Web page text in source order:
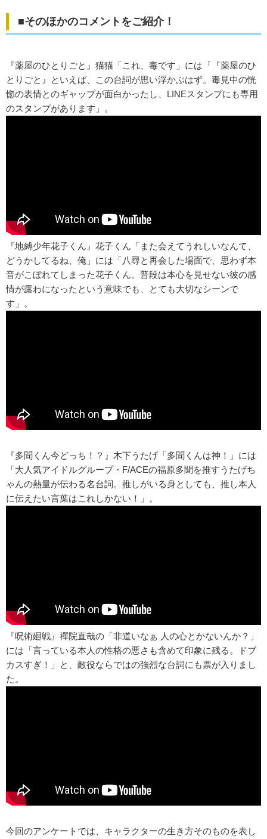
■そのほかのコメントをご紹介！
『薬屋のひとりごと』猫猫「これ、毒です」には「『薬屋のひ
とりごと』といえば、この台詞が思い浮かぶはず。毒見中の恍
惚の表情とのギャップが面白かったし、LINEスタンプにも専用
のスタンプがあります」。
『地縛少年花子くん』花子くん「また会えてうれしいなんて、
どうかしてるね、俺」には「八尋と再会した場面で、思わず本
音がこぼれてしまった花子くん。普段は本心を見せない彼の感
情が露わになったという意味でも、とても大切なシーンで
す」。
『多聞くん今どっち！？』木下うたげ「多聞くんは神！」には
「大人気アイドルグループ・F/ACEの福原多聞を推すうたげち
ゃんの熱量が伝わる名台詞。推しがいる身としても、推し本人
に伝えたい言葉はこれしかない！」。
『呪術廻戦』禪院直哉の「非道いなぁ 人の心とかないんか？」
には「言っている本人の性格の悪さも含めて印象に残る。ドブ
カスすぎ！」と、敵役ならではの強烈な台詞にも票が入りまし
た。
今回のアンケートでは、キャラクターの生き方そのものを表し